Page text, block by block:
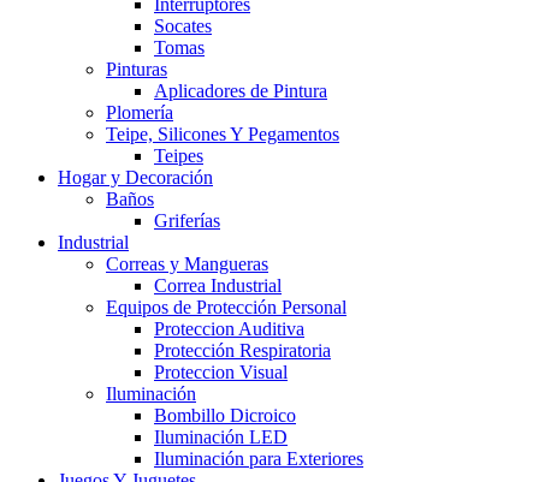
Interruptores
Socates
Tomas
Pinturas
Aplicadores de Pintura
Plomería
Teipe, Silicones Y Pegamentos
Teipes
Hogar y Decoración
Baños
Griferías
Industrial
Correas y Mangueras
Correa Industrial
Equipos de Protección Personal
Proteccion Auditiva
Protección Respiratoria
Proteccion Visual
Iluminación
Bombillo Dicroico
Iluminación LED
Iluminación para Exteriores